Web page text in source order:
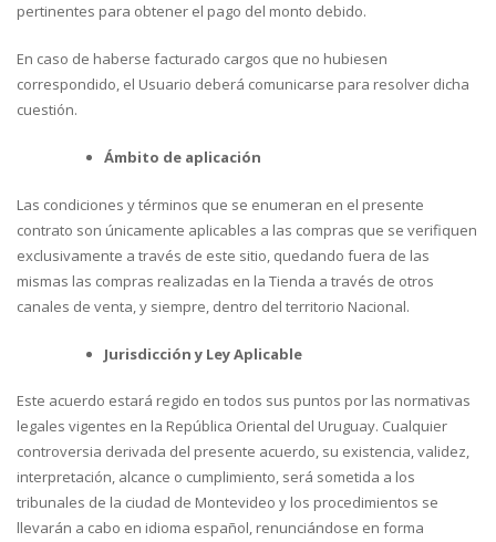
pertinentes para obtener el pago del monto debido.
En caso de haberse facturado cargos que no hubiesen
correspondido, el Usuario deberá comunicarse para resolver dicha
cuestión.
Ámbito de aplicación
Las condiciones y términos que se enumeran en el presente
contrato son únicamente aplicables a las compras que se verifiquen
exclusivamente a través de este sitio, quedando fuera de las
mismas las compras realizadas en la Tienda a través de otros
canales de venta, y siempre, dentro del territorio Nacional.
Jurisdicción y Ley Aplicable
Este acuerdo estará regido en todos sus puntos por las normativas
legales vigentes en la República Oriental del Uruguay. Cualquier
controversia derivada del presente acuerdo, su existencia, validez,
interpretación, alcance o cumplimiento, será sometida a los
tribunales de la ciudad de Montevideo y los procedimientos se
llevarán a cabo en idioma español, renunciándose en forma